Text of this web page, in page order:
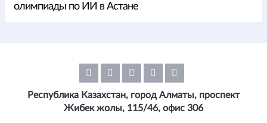
олимпиады по ИИ в Астане
Республика Казахстан, город Алматы, проспект
Жибек жолы, 115/46, офис 306